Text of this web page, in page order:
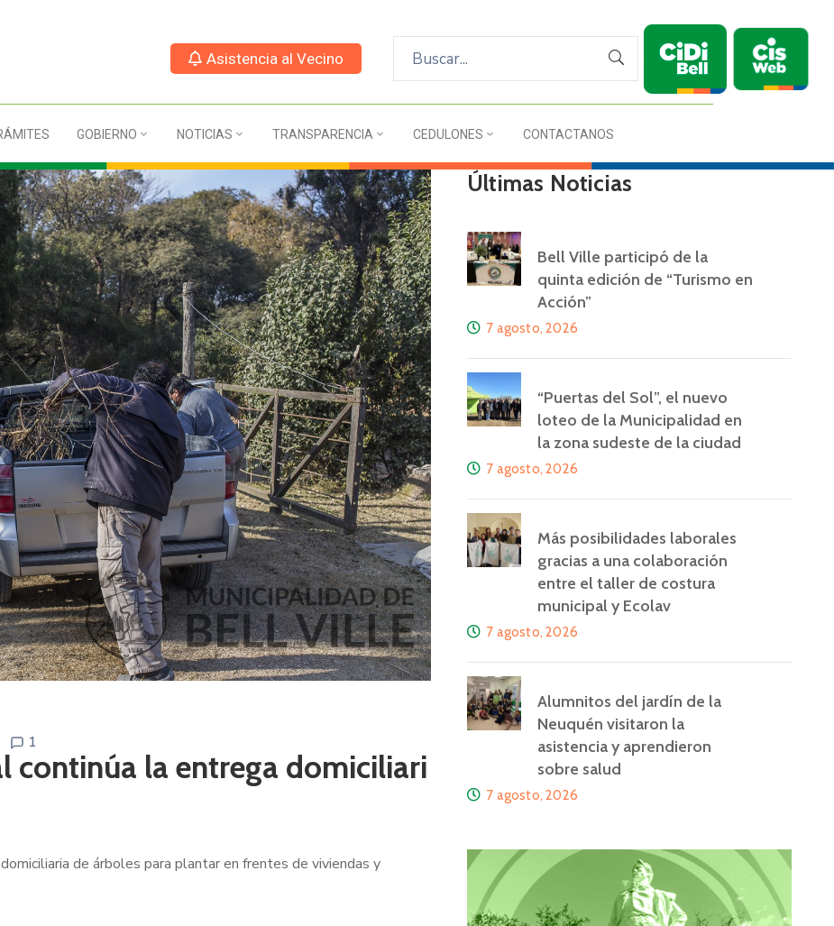
Asistencia al Vecino
GOBIERNO NOTICIAS TRANSPARENCIA CEDULONES CONTACTANOS
1
continúa la entrega domiciliari
de árboles para plantar en frentes de viviendas y
Últimas Noticias
Bell Ville participó de la
quinta edición de “Turismo en
Acción”
7 agosto, 2026
“Puertas del Sol”, el nuevo
loteo de la Municipalidad en
la zona sudeste de la ciudad
7 agosto, 2026
Más posibilidades laborales
gracias a una colaboración
entre el taller de costura
municipal y Ecolav
7 agosto, 2026
Alumnitos del jardín de la
Neuquén visitaron la
asistencia y aprendieron
sobre salud
7 agosto, 2026